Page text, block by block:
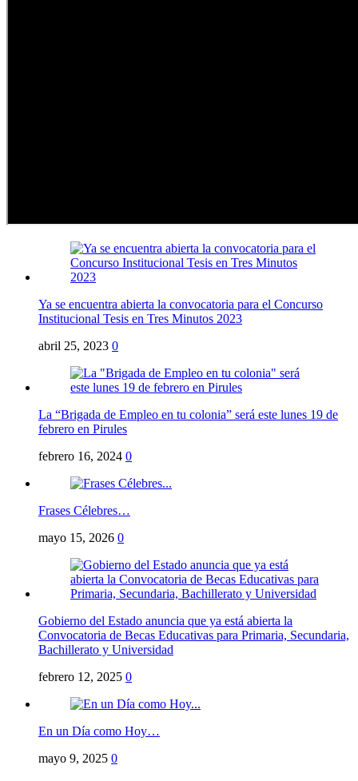
Ya se encuentra abierta la convocatoria para el Concurso
Institucional Tesis en Tres Minutos 2023
abril 25, 2023 0
La “Brigada de Empleo en tu colonia” será este lunes 19 de
febrero en Pirules
febrero 16, 2024 0
Frases Célebres…
mayo 15, 2026 0
Gobierno del Estado anuncia que ya está abierta la
Convocatoria de Becas Educativas para Primaria, Secundaria,
Bachillerato y Universidad
febrero 12, 2025 0
En un Día como Hoy…
mayo 9, 2025 0